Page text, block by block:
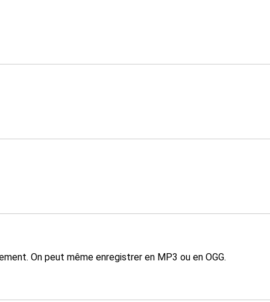
On peut même enregistrer en MP3 ou en OGG.